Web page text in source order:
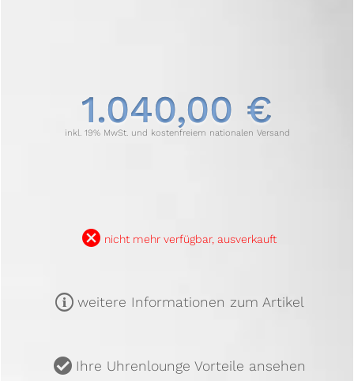
1.040,00 €
inkl. 19% MwSt. und kostenfreiem nationalen Versand
B nicht mehr verfügbar, ausverkauft
m weitere Informationen zum Artikel
u Ihre Uhrenlounge Vorteile ansehen